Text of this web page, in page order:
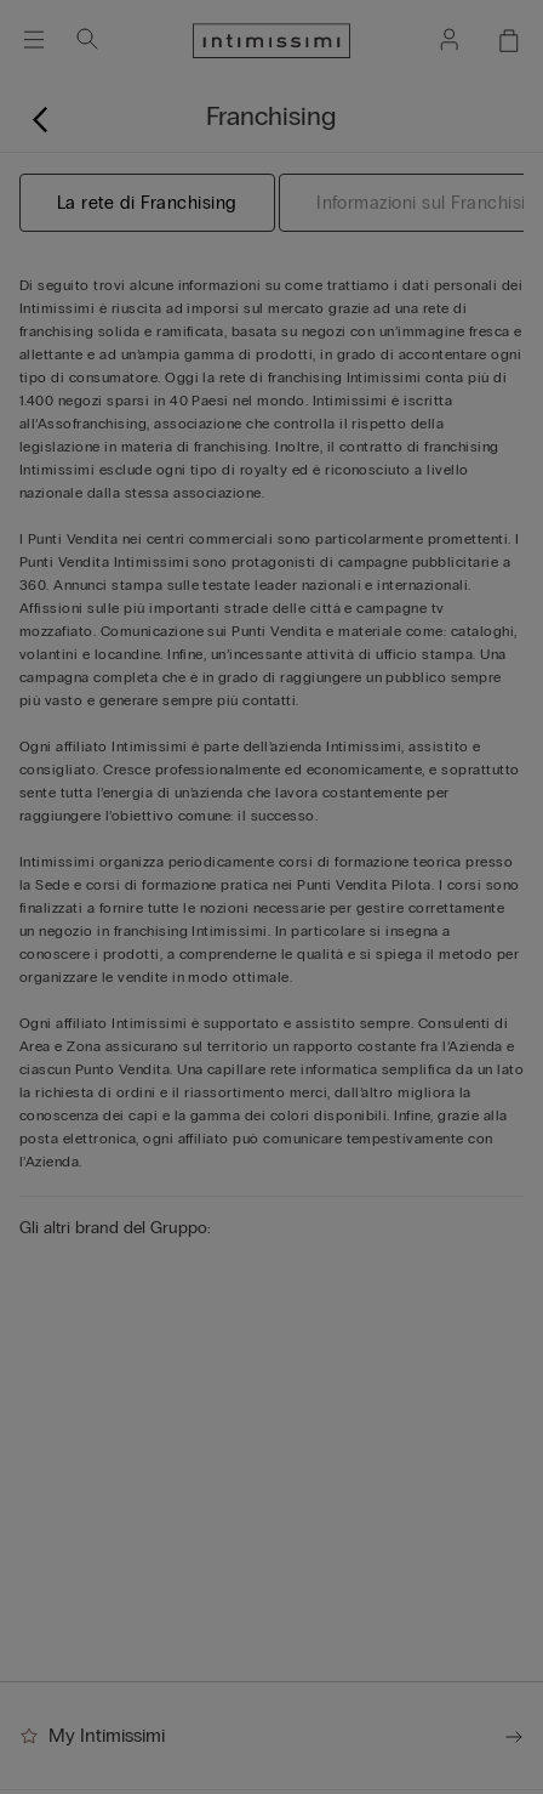
Franchising
La rete di Franchising Informazioni sul
Di seguito trovi alcune informazioni su come trattiamo i dati personali dei
Intimissimi è riuscita ad imporsi sul mercato grazie ad una rete di
franchising solida e ramificata, basata su negozi con un’immagine fresca e
allettante e ad un’ampia gamma di prodotti, in grado di accontentare ogni
tipo di consumatore. Oggi la rete di franchising Intimissimi conta più di
1.400 negozi sparsi in 40 Paesi nel mondo. Intimissimi è iscritta
all’Assofranchising, associazione che controlla il rispetto della
legislazione in materia di franchising. Inoltre, il contratto di franchising
Intimissimi esclude ogni tipo di royalty ed è riconosciuto a livello
nazionale dalla stessa associazione.
I Punti Vendita nei centri commerciali sono particolarmente promettenti. I
Punti Vendita Intimissimi sono protagonisti di campagne pubblicitarie a
360. Annunci stampa sulle testate leader nazionali e internazionali.
Affissioni sulle più importanti strade delle città e campagne tv
mozzafiato. Comunicazione sui Punti Vendita e materiale come: cataloghi,
volantini e locandine. Infine, un’incessante attività di ufficio stampa. Una
campagna completa che è in grado di raggiungere un pubblico sempre
più vasto e generare sempre più contatti.
Ogni affiliato Intimissimi è parte dell’azienda Intimissimi, assistito e
consigliato. Cresce professionalmente ed economicamente, e soprattutto
sente tutta l’energia di un’azienda che lavora costantemente per
raggiungere l’obiettivo comune: il successo.
Intimissimi organizza periodicamente corsi di formazione teorica presso
la Sede e corsi di formazione pratica nei Punti Vendita Pilota. I corsi sono
finalizzati a fornire tutte le nozioni necessarie per gestire correttamente
un negozio in franchising Intimissimi. In particolare si insegna a
conoscere i prodotti, a comprenderne le qualità e si spiega il metodo per
organizzare le vendite in modo ottimale.
Ogni affiliato Intimissimi è supportato e assistito sempre. Consulenti di
Area e Zona assicurano sul territorio un rapporto costante fra l’Azienda e
ciascun Punto Vendita. Una capillare rete informatica semplifica da un lato
la richiesta di ordini e il riassortimento merci, dall’altro migliora la
conoscenza dei capi e la gamma dei colori disponibili. Infine, grazie alla
posta elettronica, ogni affiliato può comunicare tempestivamente con
l’Azienda.
Gli altri brand del Gruppo:
My Intimissimi